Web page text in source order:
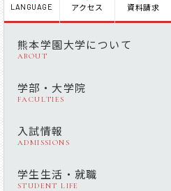
LANGUAGE アクセス 資料請求
熊本学園大学について
ABOUT
学部・大学院
FACULTIES
入試情報
ADMISSIONS
学生生活・就職
STUDENT LIFE